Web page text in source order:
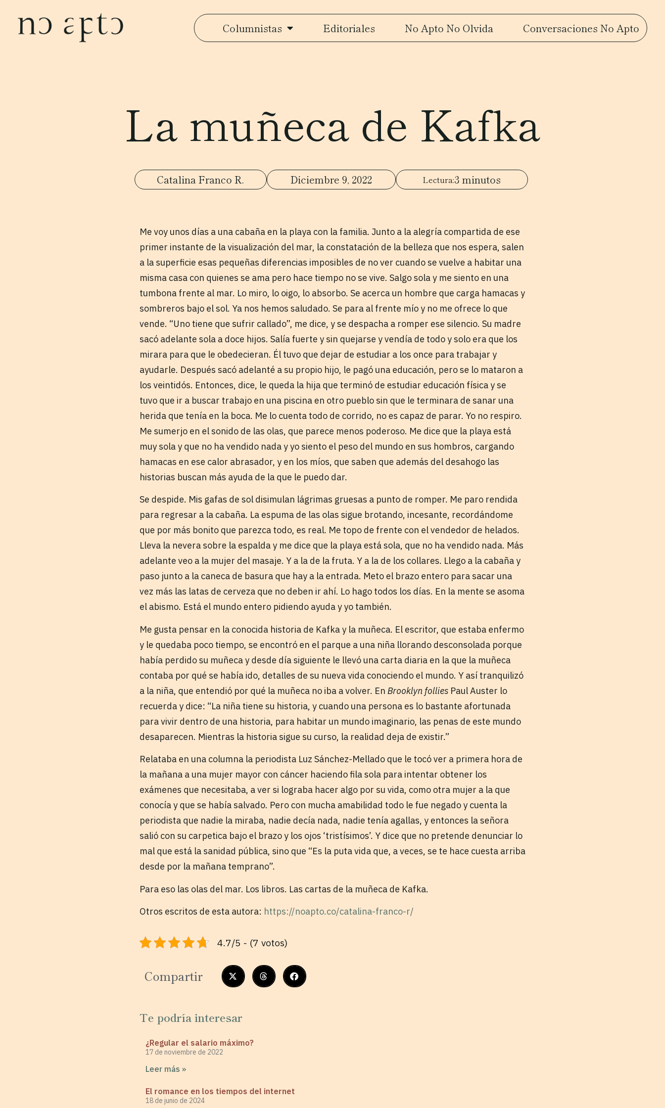
Columnistas Editoriales No Apto No Olvida Conversaciones No Apto
La muñeca de Kafka
Catalina Franco R. Diciembre 9, 2022 3 minutos
Me voy unos días a una cabaña en la playa con la familia. Junto a la alegría compartida de ese
primer instante de la visualización del mar, la constatación de la belleza que nos espera, salen
a la superficie esas pequeñas diferencias imposibles de no ver cuando se vuelve a habitar una
misma casa con quienes se ama pero hace tiempo no se vive. Salgo sola y me siento en una
tumbona frente al mar. Lo miro, lo oigo, lo absorbo. Se acerca un hombre que carga hamacas y
sombreros bajo el sol. Ya nos hemos saludado. Se para al frente mío y no me ofrece lo que
vende. “Uno tiene que sufrir callado”, me dice, y se despacha a romper ese silencio. Su madre
sacó adelante sola a doce hijos. Salía fuerte y sin quejarse y vendía de todo y solo era que los
mirara para que le obedecieran. Él tuvo que dejar de estudiar a los once para trabajar y
ayudarle. Después sacó adelanté a su propio hijo, le pagó una educación, pero se lo mataron a
los veintidós. Entonces, dice, le queda la hija que terminó de estudiar educación física y se
tuvo que ir a buscar trabajo en una piscina en otro pueblo sin que le terminara de sanar una
herida que tenía en la boca. Me lo cuenta todo de corrido, no es capaz de parar. Yo no respiro.
Me sumerjo en el sonido de las olas, que parece menos poderoso. Me dice que la playa está
muy sola y que no ha vendido nada y yo siento el peso del mundo en sus hombros, cargando
hamacas en ese calor abrasador, y en los míos, que saben que además del desahogo las
historias buscan más ayuda de la que le puedo dar.
Se despide. Mis gafas de sol disimulan lágrimas gruesas a punto de romper. Me paro rendida
para regresar a la cabaña. La espuma de las olas sigue brotando, incesante, recordándome
que por más bonito que parezca todo, es real. Me topo de frente con el vendedor de helados.
Lleva la nevera sobre la espalda y me dice que la playa está sola, que no ha vendido nada. Más
adelante veo a la mujer del masaje. Y a la de la fruta. Y a la de los collares. Llego a la cabaña y
paso junto a la caneca de basura que hay a la entrada. Meto el brazo entero para sacar una
vez más las latas de cerveza que no deben ir ahí. Lo hago todos los días. En la mente se asoma
el abismo. Está el mundo entero pidiendo ayuda y yo también.
Me gusta pensar en la conocida historia de Kafka y la muñeca. El escritor, que estaba enfermo
y le quedaba poco tiempo, se encontró en el parque a una niña llorando desconsolada porque
había perdido su muñeca y desde día siguiente le llevó una carta diaria en la que la muñeca
contaba por qué se había ido, detalles de su nueva vida conociendo el mundo. Y así tranquilizó
a la niña, que entendió por qué la muñeca no iba a volver. En Brooklyn follies Paul Auster lo
recuerda y dice: “La niña tiene su historia, y cuando una persona es lo bastante afortunada
para vivir dentro de una historia, para habitar un mundo imaginario, las penas de este mundo
desaparecen. Mientras la historia sigue su curso, la realidad deja de existir.”
Relataba en una columna la periodista Luz Sánchez-Mellado que le tocó ver a primera hora de
la mañana a una mujer mayor con cáncer haciendo fila sola para intentar obtener los
exámenes que necesitaba, a ver si lograba hacer algo por su vida, como otra mujer a la que
conocía y que se había salvado. Pero con mucha amabilidad todo le fue negado y cuenta la
periodista que nadie la miraba, nadie decía nada, nadie tenía agallas, y entonces la señora
salió con su carpetica bajo el brazo y los ojos ‘tristísimos’. Y dice que no pretende denunciar lo
mal que está la sanidad pública, sino que “Es la puta vida que, a veces, se te hace cuesta arriba
desde por la mañana temprano”.
Para eso las olas del mar. Los libros. Las cartas de la muñeca de Kafka.
Otros escritos de esta autora: https://noapto.co/catalina-franco-r/
4.7/5 - (7 votos)
Compartir
Te podría interesar
¿Regular el salario máximo?
17 de noviembre de 2022
Leer más »
El romance en los tiempos del internet
18 de junio de 2024